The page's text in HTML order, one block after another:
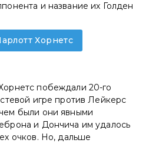
и название их Голден
Хорнетс
побеждали 20-го
игре против Лейкерс
были они явными
и Дончича им удалось
очков. Но, дальше